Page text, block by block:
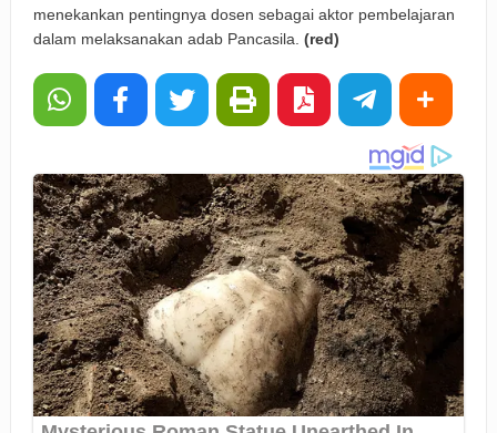
menekankan pentingnya dosen sebagai aktor pembelajaran
dalam melaksanakan adab Pancasila. (red)